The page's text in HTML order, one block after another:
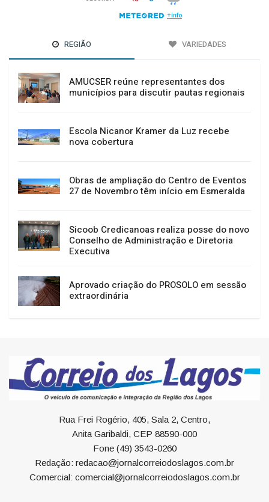
REGIÃO VARIEDADES
AMUCSER reúne representantes dos
municípios para discutir pautas regionais
Escola Nicanor Kramer da Luz recebe
nova cobertura
Obras de ampliação do Centro de Eventos
27 de Novembro têm início em Esmeralda
Sicoob Credicanoas realiza posse do novo
Conselho de Administração e Diretoria
Executiva
Aprovado criação do PROSOLO em sessão
extraordinária
Rua Frei Rogério, 405, Sala 2, Centro,
Anita Garibaldi, CEP 88590-000
Fone (49) 3543-0260
Redação: redacao@jornalcorreiodoslagos.com.br
Comercial: comercial@jornalcorreiodoslagos.com.br